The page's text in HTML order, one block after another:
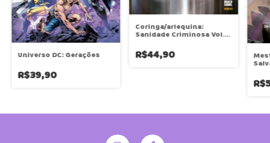
Universo DC: Gerações
R$39,90
Coringa/arlequina:
Sanidade Criminosa Vol.
R$44,90